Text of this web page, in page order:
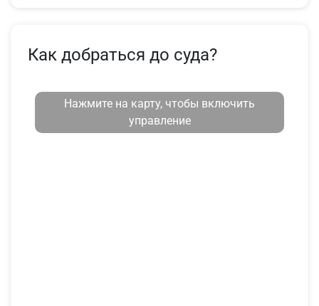
Как добраться до суда?
Нажмите на карту, чтобы включить
управление